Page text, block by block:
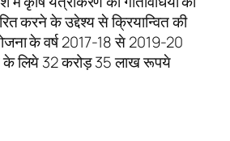
करने के उद्देश्य से क्रियान्वित की
के वर्ष 2017-18 से 2019-20
लिये 32 करोड़ 35 लाख रूपये